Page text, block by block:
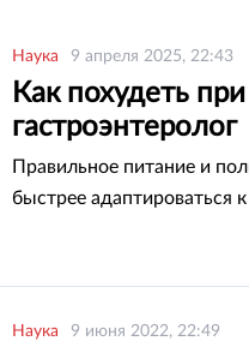
Наука 9 апреля 2025, 22:43
Как похудеть
гастроэнтеролог
Правильное питание и
быстрее адаптироваться
Наука 9 июня 2022, 22:49